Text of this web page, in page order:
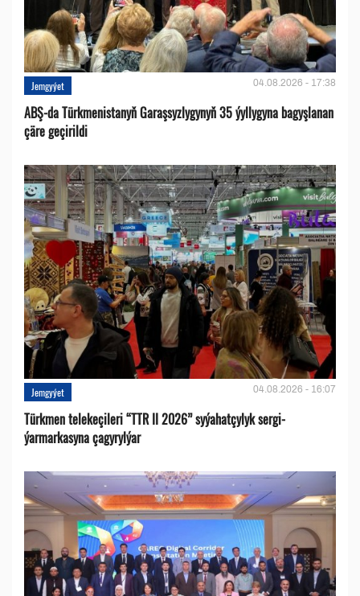
Jemgyýet 04.08.2026 - 17:38
ABŞ-da Türkmenistanyň Garaşsyzlygynyň 35 ýyllygyna bagyşlanan
çäre geçirildi
Jemgyýet 04.08.2026 - 16:07
Türkmen telekeçileri “TTR II 2026” syýahatçylyk sergi-
ýarmarkasyna çagyrylýar